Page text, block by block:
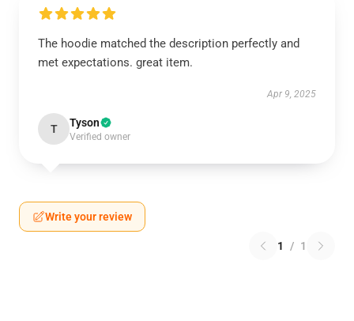
The hoodie matched the description perfectly and
met expectations. great item.
Apr 9, 2025
T Tyson
Verified owner
Write your review
1 / 1